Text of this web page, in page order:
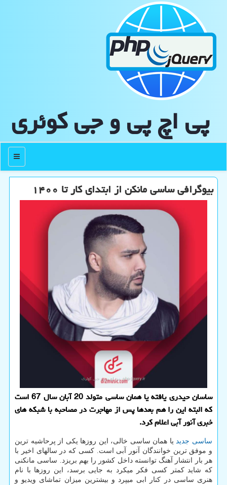
پی اچ پی و جی كوئری
منو
بیوگرافی ساسی مانکن از ابتدای کار تا ۱۴۰۰
ساسان حیدری یافته یا همان ساسی متولد 20 آبان سال 67 است
که البته این را هم بعدها پس از مهاجرت در مصاحبه با شبکه های
خبری آنور آبی اعلام کرد.
ساسی جدیدیا همان ساسی خالی، این روزها یکی از پرحاشیه ترین
و موفق ترین خوانندگان آنور آبی است. کسی که در سالهای اخیر با
هر بار انتشار آهنگ توانسته داخل کشور را بهم بریزد. ساسی مانکنی
که شاید کمتر کسی فکر میکرد به جایی برسد، این روزها با نام
هنری ساسی در کنار ابی میپرد و بیشترین میزان تماشای ویدیو و